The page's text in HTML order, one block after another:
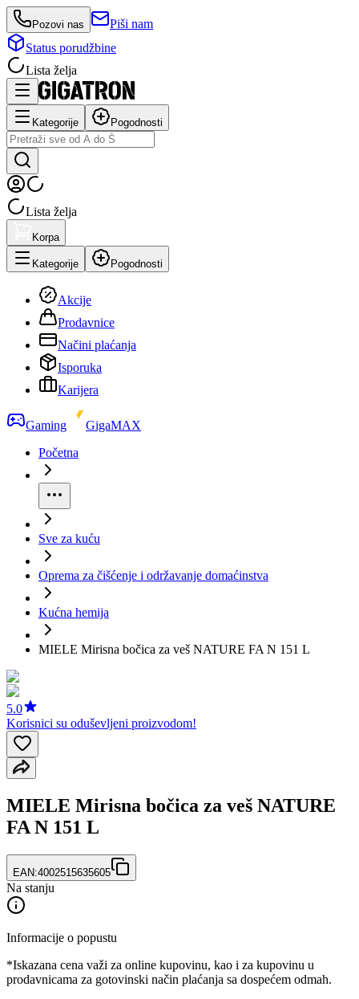
Pozovi nas
Piši nam
Status porudžbine
Lista želja
Kategorije Pogodnosti
Lista želja
Korpa
Kategorije Pogodnosti
Akcije
Prodavnice
Načini plaćanja
Isporuka
Karijera
Gaming
GigaMAX
Početna
Sve za kuću
Oprema za čišćenje i održavanje domaćinstva
Kućna hemija
MIELE Mirisna bočica za veš NATURE FA N 151 L
5.0
Korisnici su oduševljeni proizvodom!
MIELE Mirisna bočica za veš NATURE
FA N 151 L
EAN:4002515635605
Na stanju
Informacije o popustu
*Iskazana cena važi za online kupovinu, kao i za kupovinu u
prodavnicama za gotovinski način plaćanja sa dospećem odmah.